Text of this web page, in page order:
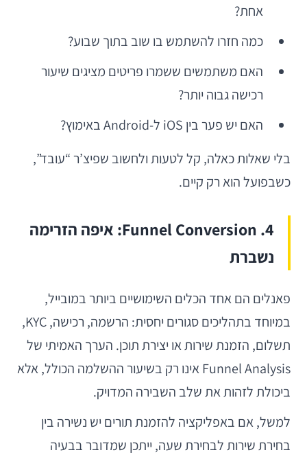
אחת?
כמה חזרו להשתמש בו שוב בתוך שבוע?
האם משתמשים ששמרו פריטים מציגים שיעור
רכישה גבוה יותר?
האם יש פער בין iOS ל-Android באימוץ?
בלי שאלות כאלה, קל לטעות ולחשוב שפיצ’ר “עובד”,
כשבפועל הוא רק קיים.
4. Funnel Conversion: איפה הזרימה
נשברת
פאנלים הם אחד הכלים השימושיים ביותר במובייל,
במיוחד בתהליכים סגורים יחסית: הרשמה, רכישה, KYC,
תשלום, הזמנת שירות או יצירת תוכן. הערך האמיתי של
Funnel Analysis אינו רק בשיעור ההשלמה הכולל, אלא
ביכולת לזהות את שלב השבירה המדויק.
למשל, אם באפליקציה להזמנת תורים יש נשירה בין
בחירת שירות לבחירת שעה, ייתכן שמדובר בבעיה